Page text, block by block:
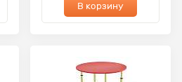
В корзину